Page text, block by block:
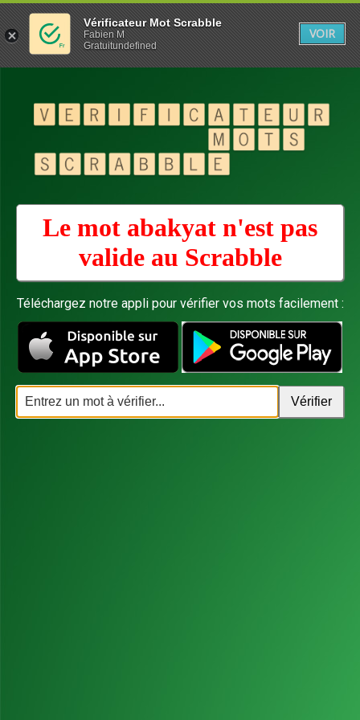
Le mot abakyat n'est pas
valide au Scrabble
Téléchargez notre appli pour vérifier vos mots facilement :
Vérificateur Mot Scrabble
Fabien M
Gratuitundefined
VOIR